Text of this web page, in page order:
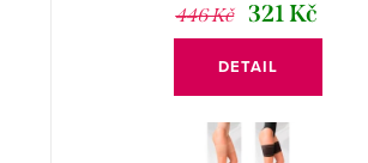
446 Kč
321 Kč
DETAIL